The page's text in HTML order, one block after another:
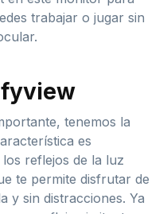
trabajar o jugar sin
tenemos la
es
reflejos de la luz
te permite disfrutar de
y sin distracciones. Ya